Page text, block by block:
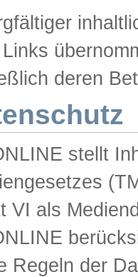
deren
stellt
VI als
Regeln der